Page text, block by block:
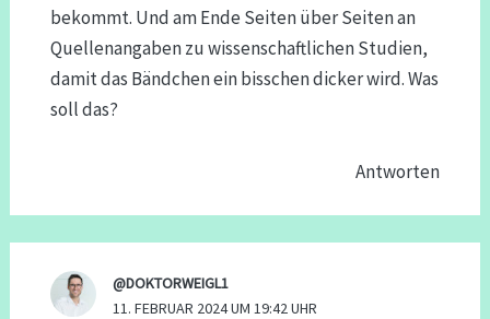
bekommt. Und am Ende Seiten über Seiten an
Quellenangaben zu wissenschaftlichen Studien,
damit das Bändchen ein bisschen dicker wird. Was
soll das?
Antworten
@DOKTORWEIGL1
11. FEBRUAR 2024 UM 19:42 UHR